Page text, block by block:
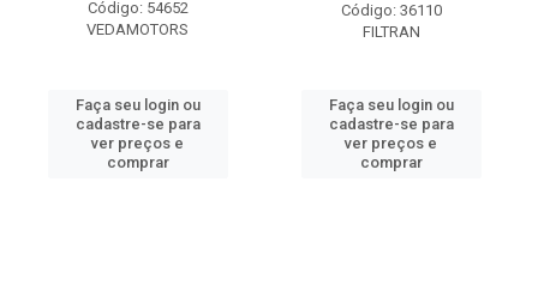
Código: 54652
VEDAMOTORS
Faça seu login ou
cadastre-se para
ver preços e
comprar
Código: 36110
FILTRAN
Faça seu login ou
cadastre-se para
ver preços e
comprar